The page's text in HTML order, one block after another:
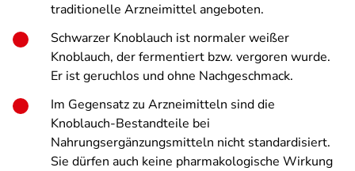
traditionelle Arzneimittel angeboten.
Schwarzer Knoblauch ist normaler weißer
Knoblauch, der fermentiert bzw. vergoren wurde.
Er ist geruchlos und ohne Nachgeschmack.
Im Gegensatz zu Arzneimitteln sind die
Knoblauch-Bestandteile bei
Nahrungsergänzungsmitteln nicht standardisiert.
Sie dürfen auch keine pharmakologische Wirkung